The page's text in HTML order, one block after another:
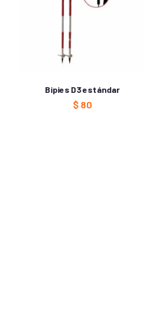
Bipies D3 estándar
$80